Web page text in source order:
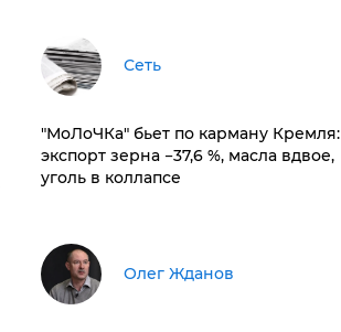
Сеть
​"МоЛоЧКа" бьет по карману Кремля:
экспорт зерна −37,6 %, масла вдвое,
уголь в коллапсе
Олег Жданов